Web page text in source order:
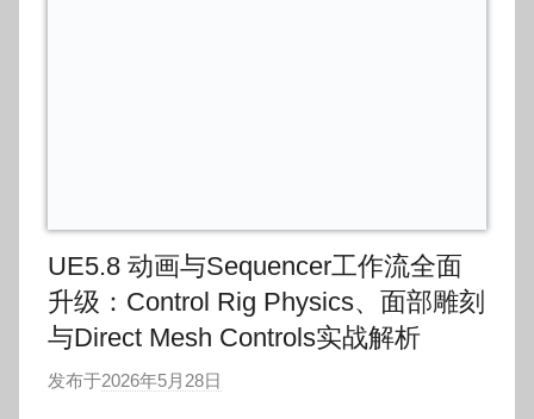
UE5.8 动画与Sequencer工作流全面
升级：Control Rig Physics、面部雕刻
与Direct Mesh Controls实战解析
发布于2026年5月28日